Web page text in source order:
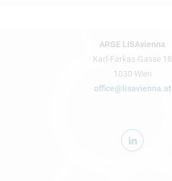
ARGE LISAvienna
Karl-Farkas-Gasse 18
1030 Wien
office@lisavienna.at